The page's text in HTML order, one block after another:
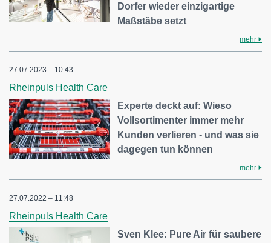
Dorfer wieder einzigartige
Maßstäbe setzt
mehr
27.07.2023 – 10:43
Rheinpuls Health Care
Experte deckt auf: Wieso
Vollsortimenter immer mehr
Kunden verlieren - und was sie
dagegen tun können
mehr
27.07.2022 – 11:48
Rheinpuls Health Care
Sven Klee: Pure Air für saubere